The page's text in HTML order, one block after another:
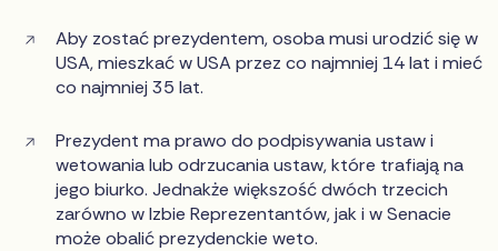
Aby zostać prezydentem, osoba musi urodzić się w
USA, mieszkać w USA przez co najmniej 14 lat i mieć
co najmniej 35 lat.
Prezydent ma prawo do podpisywania ustaw i
wetowania lub odrzucania ustaw, które trafiają na
jego biurko. Jednakże większość dwóch trzecich
zarówno w Izbie Reprezentantów, jak i w Senacie
może obalić prezydenckie weto.